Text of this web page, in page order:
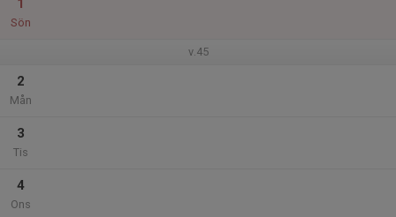
1
Sön
v.45
2
Mån
3
Tis
4
Ons